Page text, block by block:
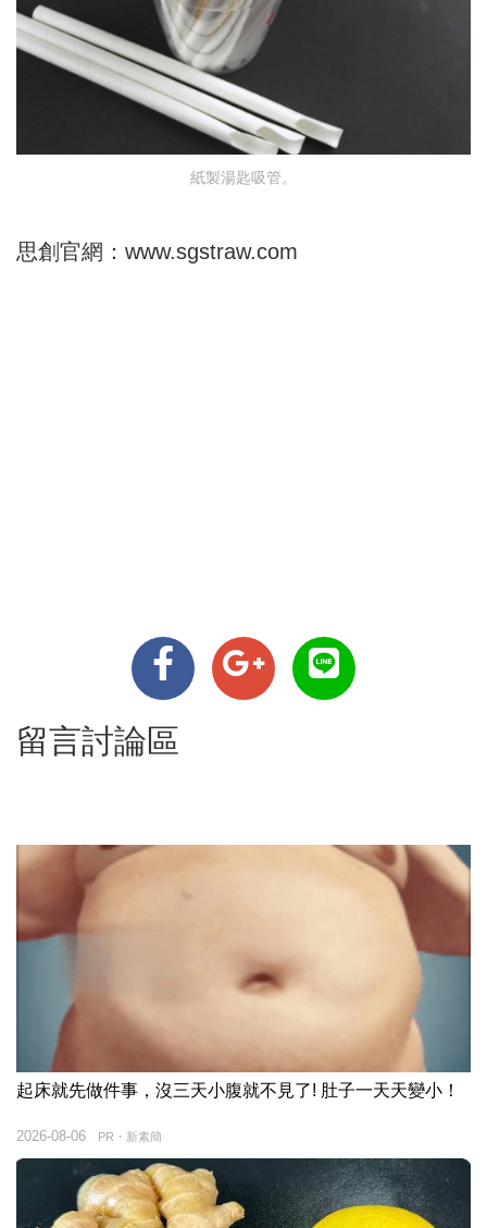
紙製湯匙吸管。
思創官網： www.sgstraw.com
留言討論區
起床就先做件事，沒三天小腹就不見了! 肚子一天天變小！
PR・新素簡
2026-08-06